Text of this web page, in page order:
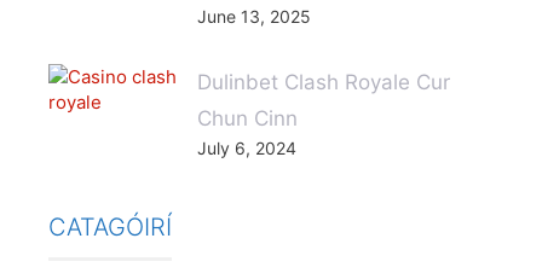
June 13, 2025
Dulinbet Clash Royale Cur
Chun Cinn
July 6, 2024
CATAGÓIRÍ